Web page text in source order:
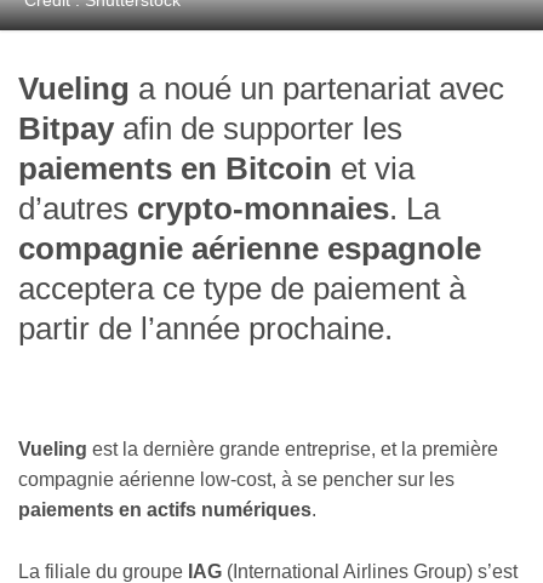
Vueling a noué un partenariat avec
Bitpayafin de supporter les
paiements en Bitcoin et via
d’autres crypto-monnaies. La
compagnie aérienne espagnole
acceptera ce type de paiement à
partir de l’année prochaine.
Vueling est la dernière grande entreprise, et la première
compagnie aérienne low-cost, à se pencher sur les
paiements en actifs numériques.
La filiale du groupe IAG (International Airlines Group) s’est